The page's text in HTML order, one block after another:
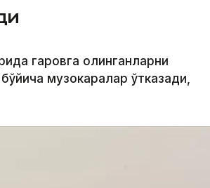
гаровга олинганларни
музокаралар ўтказади,